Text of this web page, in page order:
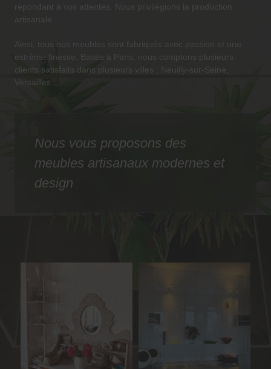
répondant à vos attentes. Nous privilégions la production
artisanale.
Ainsi, tous nos meubles sont fabriqués avec passion et une
extrême finesse. Basés à Paris, nous comptons plusieurs
clients satisfaits dans plusieurs villes : Neuilly-sur-Seine,
Versailles…
Nous vous proposons des
meubles artisanaux modernes et
design